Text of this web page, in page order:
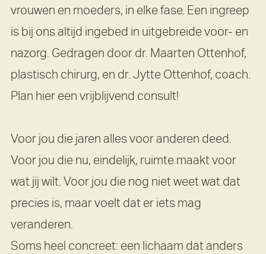
vrouwen en moeders, in elke fase. Een ingreep
is bij ons altijd ingebed in uitgebreide voor- en
nazorg. Gedragen door dr. Maarten Ottenhof,
plastisch chirurg, en dr. Jytte Ottenhof, coach.
Plan hier een vrijblijvend consult!
Voor jou die jaren alles voor anderen deed.
Voor jou die nu, eindelijk, ruimte maakt voor
wat jij wilt. Voor jou die nog niet weet wat dat
precies is, maar voelt dat er iets mag
veranderen.
Soms heel concreet: een lichaam dat anders